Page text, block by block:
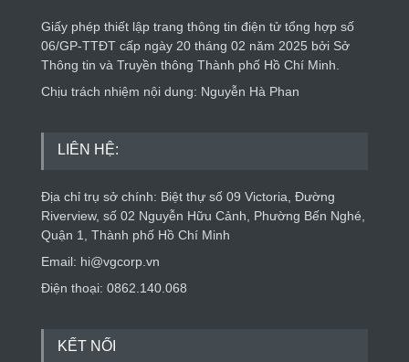
Giấy phép thiết lập trang thông tin điện tử tổng hợp số
06/GP-TTĐT cấp ngày 20 tháng 02 năm 2025 bởi Sở
Thông tin và Truyền thông Thành phố Hồ Chí Minh.
Chịu trách nhiệm nội dung: Nguyễn Hà Phan
LIÊN HỆ:
Địa chỉ trụ sở chính: Biệt thự số 09 Victoria, Đường
Riverview, số 02 Nguyễn Hữu Cảnh, Phường Bến Nghé,
Quận 1, Thành phố Hồ Chí Minh
Email: hi@vgcorp.vn
Điện thoại: 0862.140.068
KẾT NỐI